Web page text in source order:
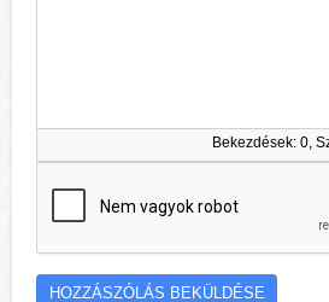
Bekezdések: 0,